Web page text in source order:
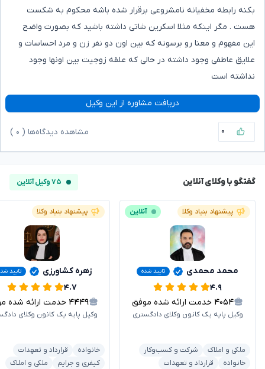
بکنه رابطه مخفیانه نامشروعی برقرار شده باشه محکوم به شکست
هست . مگر اینکه مثلا اسکرین شاتی داشته باشید که بصورت واضح
این مفهوم و معنا رو برسونه که بین اون دو نفر زن و مرد احساسات و
علایق عاطفی وجود داشته در حالی که علقه زوجیت بین اونها وجود
نداشته است
دریافت مشاوره از این وکیل
۰ مشاهده دیدگاه‌ها ( ۰
گفتگو با وکلای آنلاین ۷۵ وکیل آنلاین
پیشنهاد بنیاد وکلا آنلاین
محمد محمدی تایید شده
۴.۹
۴۰۵۴ خدمت ارائه شده موفق
وکیل پایه یک کانون وکلای دادگستری
ملکی و املاک
شرکت و کسب‌وکار
خانواده
قرارداد و تعهدات
پیشنهاد بنیاد وکلا
زهره کشاورزی تایید
۴.۷
۴۴۴۹ خدمت ارائه شده موفق
وکیل پایه یک کانون وکلای
خانواده
قرارداد و تعهدات
کیفری و جرایم
ملکی و املاک